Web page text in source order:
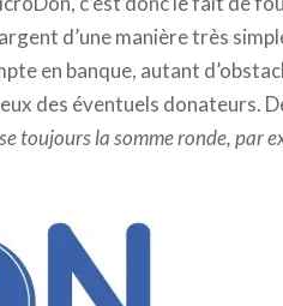
d’une manière très
en banque, autant
des éventuels donateurs.
toujours la somme ronde, par